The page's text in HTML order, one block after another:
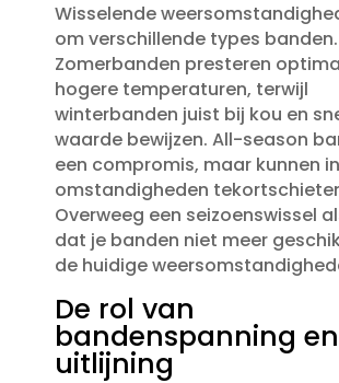
Wisselende
om verschillende types banden.​
Zomerbanden presteren
hogere temperaturen, terwijl
winterbanden juist bij kou en
waarde bewijzen.​ All-season
een compromis, maar kunnen
omstandigheden
Overweeg een seizoenswissel
dat je banden niet meer
de huidige
De rol van
bandenspanning en
uitlijning